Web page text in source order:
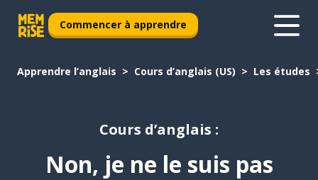
Commencer à apprendre
Apprendre l’anglais Cours d’anglais (US) Les études
Cours d’anglais :
Non, je ne le suis pas